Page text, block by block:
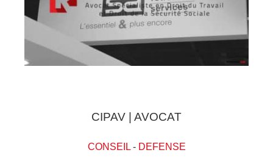
CIPAV | AVOCAT
CONSEIL- DEFENSE